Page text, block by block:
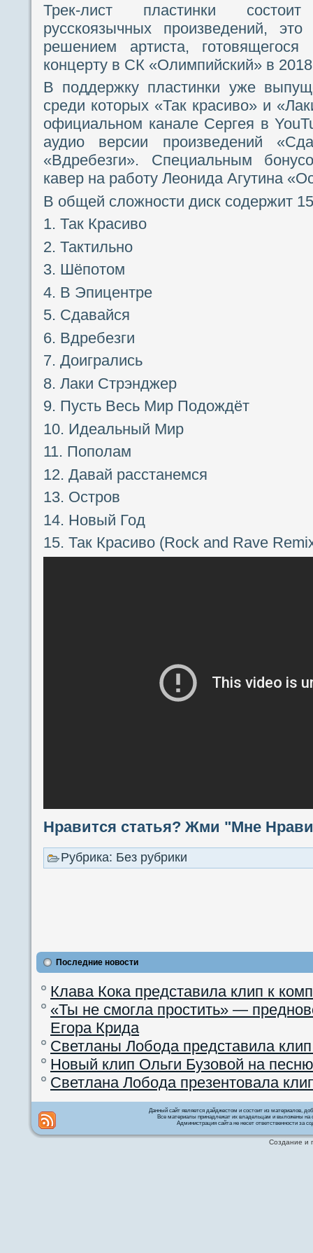
Трек-лист пластинки
русскоязычных произведений,
решением артиста,
концерту в СК «Олимпийский» в 2018
В поддержку пластинки уже
среди которых «Так красиво» и
официальном канале Сергея в
аудио версии произведений
«Вдребезги». Специальным
кавер на работу Леонида Агутина
В общей сложности диск содержит
1. Так Красиво
2. Тактильно
3. Шёпотом
4. В Эпицентре
5. Сдавайся
6. Вдребезги
7. Доигрались
8. Лаки Стрэнджер
9. Пусть Весь Мир Подождёт
10. Идеальный Мир
11. Пополам
12. Давай расстанемся
13. Остров
14. Новый Год
15. Так Красиво (Rock and Rave
Нравится статья? Жми "Мне
Рубрика: Без рубрики
Последние новости
Клава Кока представила клип к
«Ты не смогла простить» —
Егора Крида
Светланы Лобода представила
Новый клип Ольги Бузовой на
Светлана Лобода презентовала
Данный сайт является дайджестом и состоит из материалов,
Все материалы принадлежат их владельцам и выложены на
Администрация сайта не несет ответственности за
Создание и